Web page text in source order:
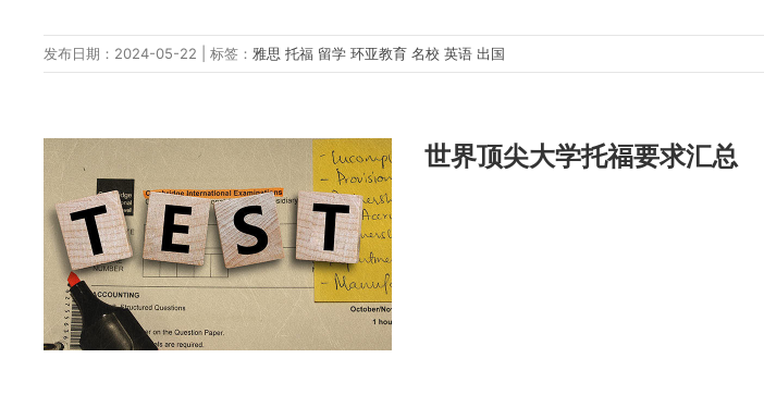
发布日期：2024-05-22 | 标签： 雅思托福 留学环亚教育名校英语出国
世界顶尖大学托福要求汇总